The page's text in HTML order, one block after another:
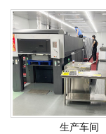
生产车间